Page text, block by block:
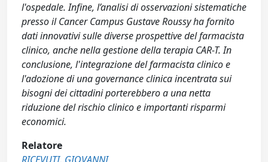
l'ospedale. Infine, l’analisi di osservazioni sistematiche
presso il Cancer Campus Gustave Roussy ha fornito
dati innovativi sulle diverse prospettive del farmacista
clinico, anche nella gestione della terapia CAR-T. In
conclusione, l'integrazione del farmacista clinico e
l'adozione di una governance clinica incentrata sui
bisogni dei cittadini porterebbero a una netta
riduzione del rischio clinico e importanti risparmi
economici.
Relatore